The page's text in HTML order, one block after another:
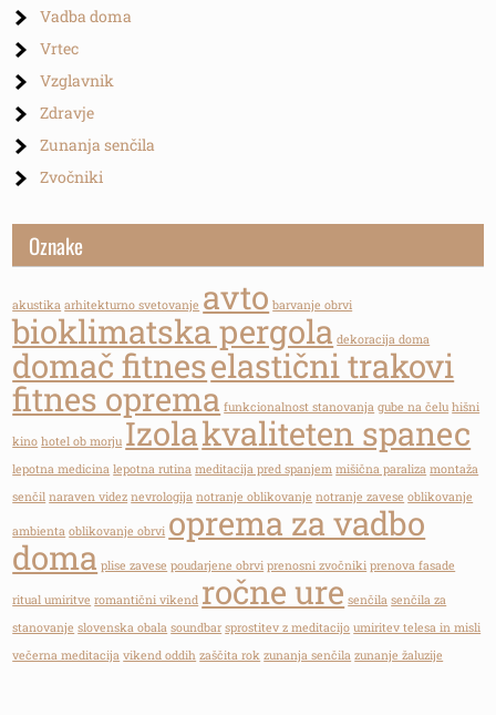
Vadba doma
Vrtec
Vzglavnik
Zdravje
Zunanja senčila
Zvočniki
Oznake
akustika arhitekturno svetovanje avto barvanje obrvi
bioklimatska pergola dekoracija doma
domač fitneselastični trakovi
fitnes oprema funkcionalnost stanovanja gube na čelu hišni
kino hotel ob morju Izolakvaliteten spanec
lepotna medicina lepotna rutina meditacija pred spanjem mišična paraliza montaža
senčil naraven videz nevrologija notranje oblikovanje notranje zavese oblikovanje
ambienta oblikovanje obrvi oprema za vadbo
doma plise zavese poudarjene obrvi prenosni zvočniki prenova fasade
ritual umiritve romantični vikend ročne ure senčila senčila za
stanovanje slovenska obala soundbar sprostitev z meditacijo umiritev telesa in misli
večerna meditacija vikend oddih zaščita rok zunanja senčila zunanje žaluzije